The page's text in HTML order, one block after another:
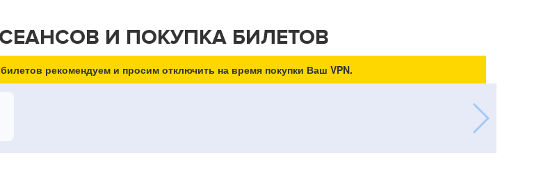
И ПОКУПКА БИЛЕТОВ
рекомендуем и просим отключить на время покупки Ваш VPN.